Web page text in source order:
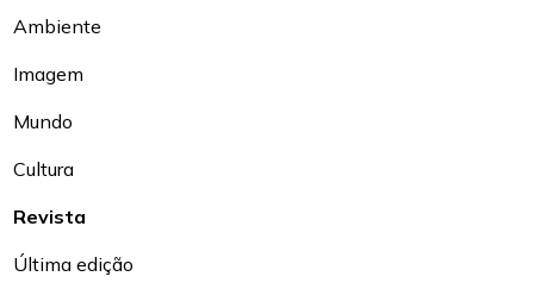
Ambiente
Imagem
Mundo
Cultura
Revista
Última edição